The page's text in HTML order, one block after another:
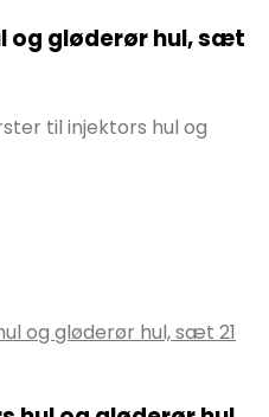
og gløderør hul, sæt
til injektors hul og